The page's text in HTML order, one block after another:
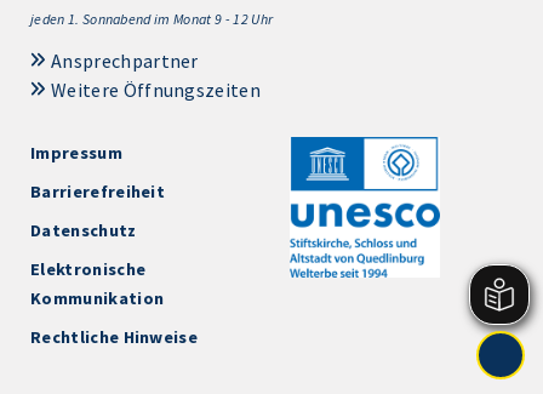
jeden 1. Sonnabend im Monat 9 - 12 Uhr
Ansprechpartner
Weitere Öffnungszeiten
Impressum
Barrierefreiheit
Datenschutz
Elektronische
Kommunikation
Rechtliche Hinweise